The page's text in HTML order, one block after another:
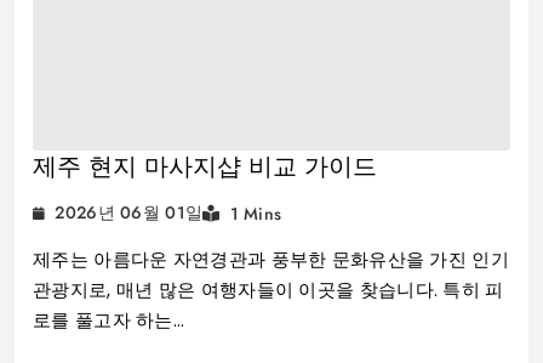
제주 현지 마사지샵 비교 가이드
2026년 06월 01일 1 Mins
제주는 아름다운 자연경관과 풍부한 문화유산을 가진 인기
관광지로, 매년 많은 여행자들이 이곳을 찾습니다. 특히 피
로를 풀고자 하는…